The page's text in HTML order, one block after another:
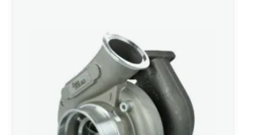
zone haute, avec une gestion
en puissance que les HX35 :